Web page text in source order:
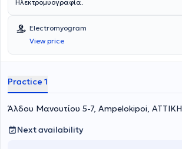
Ηλεκτρομυογραφία.
Electromyogram
View price
Practice 1
Άλδου Μανουτίου 5-7, Ampelokipoi, ΑΤΤΙΚΗ
Next availability